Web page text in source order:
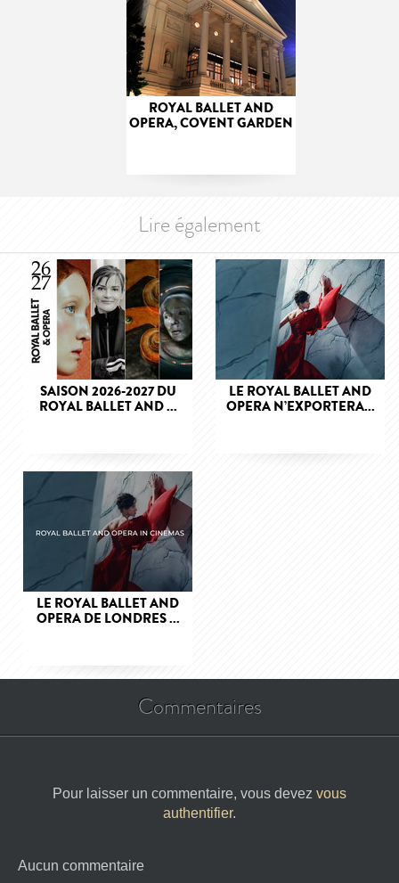
ROYAL BALLET AND
OPERA, COVENT GARDEN
Lire également
SAISON 2026-2027 DU
ROYAL BALLET AND ...
LE ROYAL BALLET AND
OPERA N’EXPORTERA...
LE ROYAL BALLET AND
OPERA DE LONDRES ...
Commentaires
Pour laisser un commentaire, vous devez vous
authentifier.
Aucun commentaire